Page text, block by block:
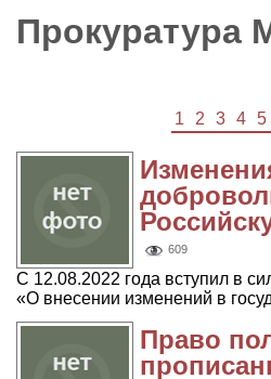
Прокуратура
1 2 3 4 5
609
С 12.08.2022 года вступил в
«О внесении изменений в
Право